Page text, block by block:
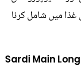
غذا میں شامل کرنا
Sardi Main